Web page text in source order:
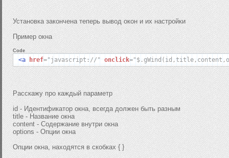
Установка закончена теперь вывод окон и их настройки
Пример окна
Code
<a href="javascript://" onclick="$ .gWind ( id ,title , content ,
Расскажу про каждый параметр
id - Идентификатор окна, всегда должен быть разным
title - Название окна
content - Содержание внутри окна
options - Опции окна
Опции окна, находятся в скобках { }